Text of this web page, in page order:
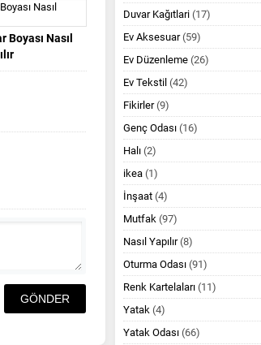
Boyası Nasıl
Duvar Kağıtlari (17)
Ev Aksesuar(59)
Ev Düzenleme (26)
Ev Tekstil (42)
Fikirler(9)
Genç Odası (16)
Halı (2)
ikea (1)
İnşaat (4)
Mutfak (97)
Nasıl Yapılır(8)
Oturma Odası (91)
Renk Kartelaları (11)
Yatak (4)
Yatak Odası (66)